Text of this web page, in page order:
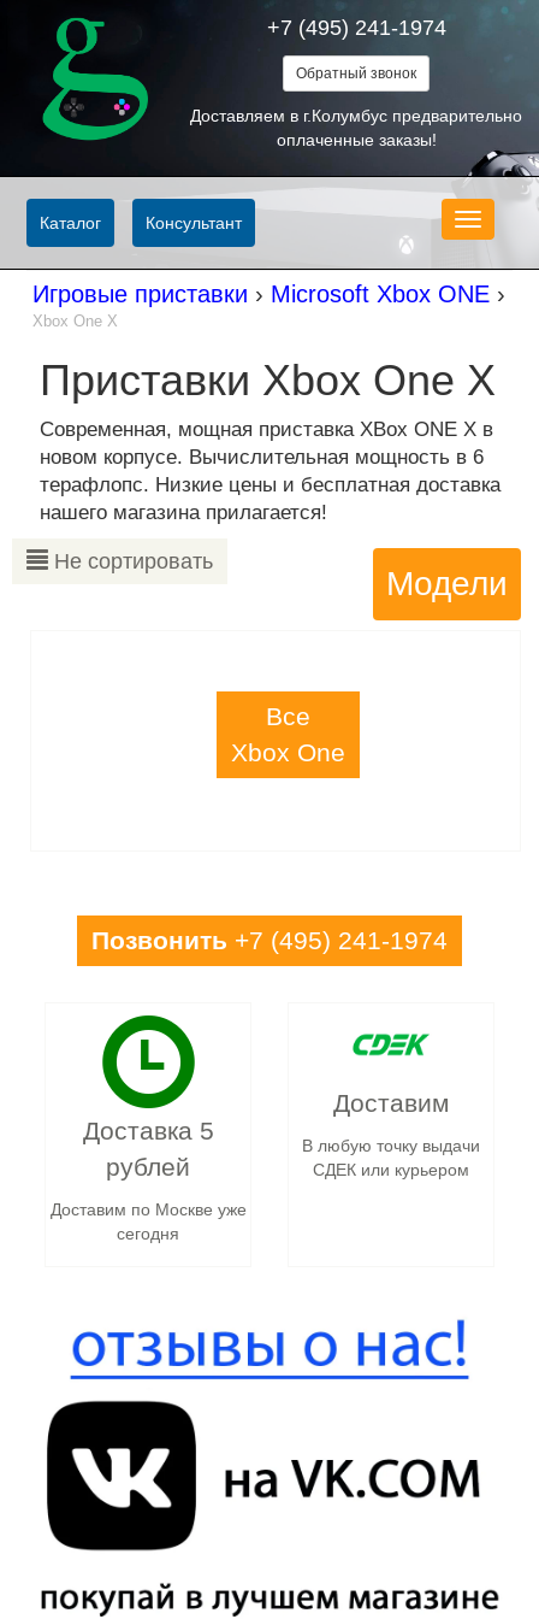
+7 (495) 241-1974
Обратный звонок
Доставляем в г.Колумбус предварительно
оплаченные заказы!
Меню
Каталог Консультант
Игровые приставки › Microsoft Xbox ONE ›
Xbox One X
Приставки Xbox One X
Современная, мощная приставка XBox ONE X в
новом корпусе. Вычислительная мощность в 6
терафлопс. Низкие цены и бесплатная доставка
нашего магазина прилагается!
Не сортировать
Модели
Все
Xbox One
Позвонить +7 (495) 241-1974
Доставка 5
рублей
Доставим по Москве уже
сегодня
Доставим
В любую точку выдачи
СДЕК или курьером